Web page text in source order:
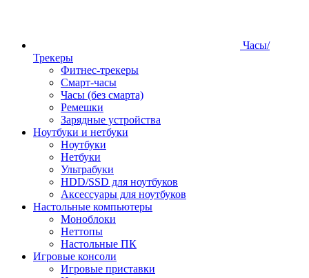
Часы/
Трекеры
Фитнес-трекеры
Смарт-часы
Часы (без смарта)
Ремешки
Зарядные устройства
Ноутбуки и нетбуки
Ноутбуки
Нетбуки
Ультрабуки
HDD/SSD для ноутбуков
Аксессуары для ноутбуков
Настольные компьютеры
Моноблоки
Неттопы
Настольные ПК
Игровые консоли
Игровые приставки